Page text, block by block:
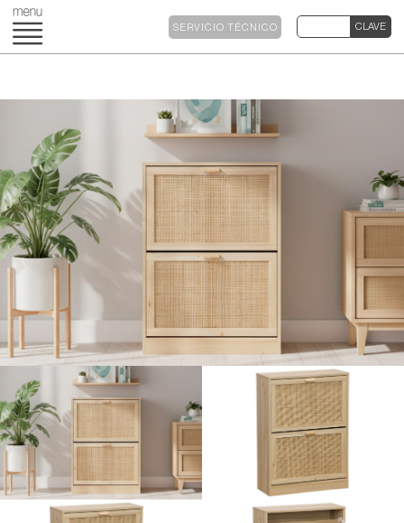
SERVICIO TÉCNICO